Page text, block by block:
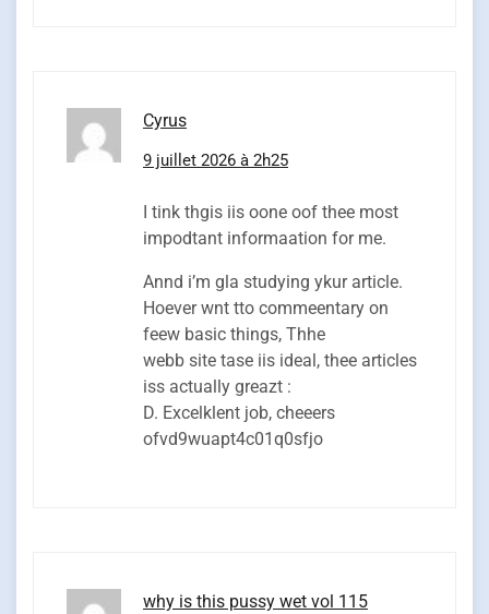
Cyrus
9 juillet 2026 à 2h25
I tink thgis iis oone oof thee most
impodtant informaation for me.
Annd i’m gla studying ykur article.
Hoever wnt tto commeentary on
feew basic things, Thhe
webb site tase iis ideal, thee articles
iss actually greazt :
D. Excelklent job, cheeers
ofvd9wuapt4c01q0sfjo
why is this pussy wet vol 115